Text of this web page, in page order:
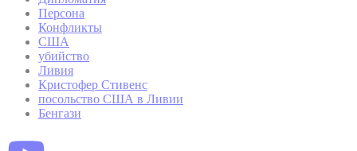
Персона
Конфликты
США
убийство
Ливия
Кристофер Стивенс
посольство США в Ливии
Бенгази